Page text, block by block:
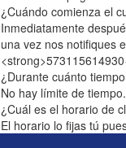
¿Cuándo comienza el
Inmediatamente
una vez nos notifiques
¿Durante cuánto
No hay límite de tiempo.
¿Cuál es el horario de
El horario lo fijas tú